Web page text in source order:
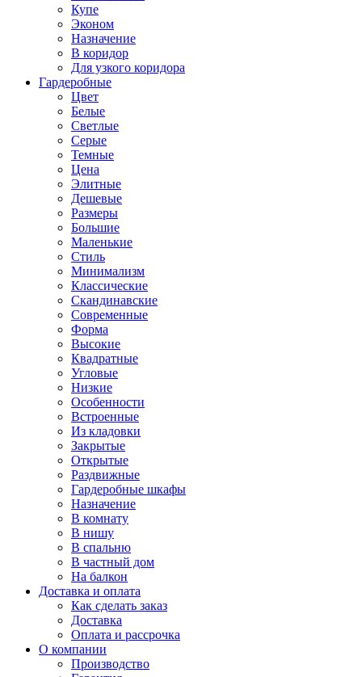
Купе
Эконом
Назначение
В коридор
Для узкого коридора
Гардеробные
Цвет
Белые
Светлые
Серые
Темные
Цена
Элитные
Дешевые
Размеры
Большие
Маленькие
Стиль
Минимализм
Классические
Скандинавские
Современные
Форма
Высокие
Квадратные
Угловые
Низкие
Особенности
Встроенные
Из кладовки
Закрытые
Открытые
Раздвижные
Гардеробные шкафы
Назначение
В комнату
В нишу
В спальню
В частный дом
На балкон
Доставка и оплата
Как сделать заказ
Доставка
Оплата и рассрочка
О компании
Производство